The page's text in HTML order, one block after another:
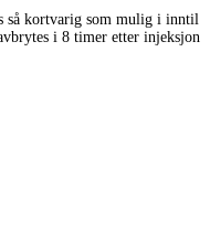
så kortvarig som mulig i inntil
i 8 timer etter injeksjon